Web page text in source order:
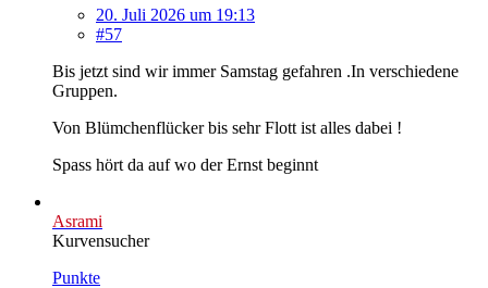
20. Juli 2026 um 19:13
#57
Bis jetzt sind wir immer Samstag gefahren .In verschiedene
Gruppen.
Von Blümchenflücker bis sehr Flott ist alles dabei !
Spass hört da auf wo der Ernst beginnt
Asrami
Kurvensucher
Punkte